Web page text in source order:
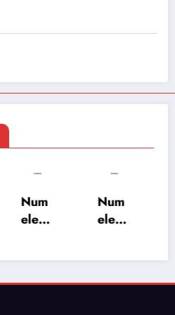
Num
ele
semn
Num
ele
ificați